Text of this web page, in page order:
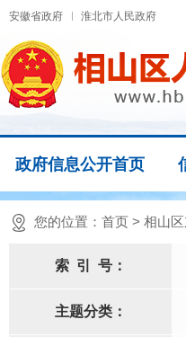
安徽省政府 淮北市人民政府
政府信息公开首页
您的位置： 首页 > 相山
索 引 号：
主题分类：